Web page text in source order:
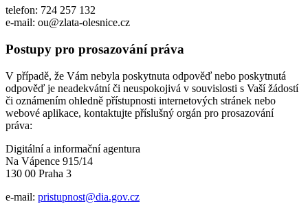
telefon: 724 257 132
e-mail: ou@zlata-olesnice.cz
Postupy pro prosazování práva
V případě, že Vám nebyla poskytnuta odpověď nebo poskytnutá
odpověď je neadekvátní či neuspokojivá v souvislosti s Vaší žádostí
či oznámením ohledně přístupnosti internetových stránek nebo
webové aplikace, kontaktujte příslušný orgán pro prosazování
práva:
Digitální a informační agentura
Na Vápence 915/14
130 00 Praha 3
e-mail: pristupnost@dia.gov.cz